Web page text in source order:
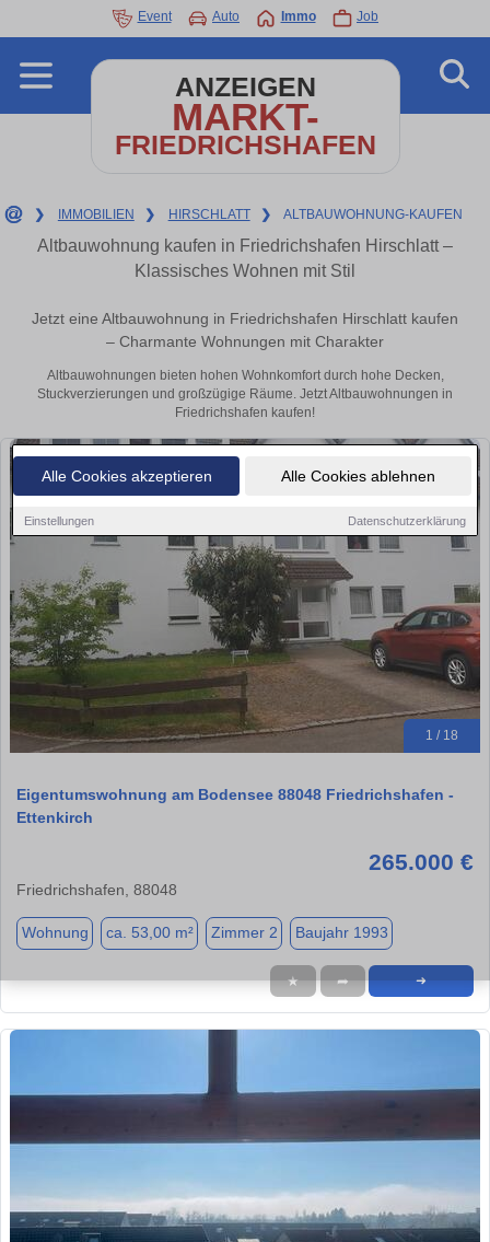
Alle Cookies akzeptieren Alle Cookies ablehnen
Einstellungen Datenschutzerklärung
Event Auto Immo Job
ANZEIGEN
MARKT-
FRIEDRICHSHAFEN
❯ IMMOBILIEN ❯ HIRSCHLATT ❯ ALTBAUWOHNUNG-KAUFEN
Altbauwohnung kaufen in Friedrichshafen Hirschlatt –
Klassisches Wohnen mit Stil
Jetzt eine Altbauwohnung in Friedrichshafen Hirschlatt kaufen
– Charmante Wohnungen mit Charakter
Altbauwohnungen bieten hohen Wohnkomfort durch hohe Decken,
Stuckverzierungen und großzügige Räume. Jetzt Altbauwohnungen in
Friedrichshafen kaufen!
1 / 18
Eigentumswohnung am Bodensee 88048 Friedrichshafen -
Ettenkirch
265.000 €
Friedrichshafen, 88048
Wohnung ca. 53,00 m² Zimmer 2 Baujahr 1993
★ ➦ ➜